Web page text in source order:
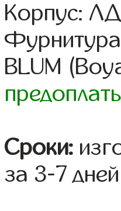
Корпус:
BLUM
Сроки:
за 3-7